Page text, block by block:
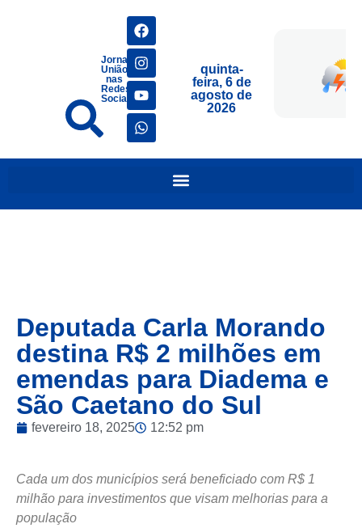
Jornais
União
nas
Redes
Sociais
quinta-
feira, 6 de
agosto de
2026
Deputada Carla Morando
destina R$ 2 milhões em
emendas para Diadema e
São Caetano do Sul
fevereiro 18, 2025 12:52 pm
Cada um dos municípios será beneficiado com R$ 1
milhão para investimentos que visam melhorias para a
população